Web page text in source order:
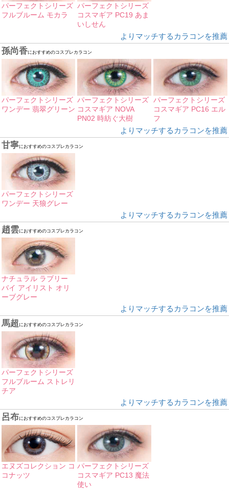
パーフェクトシリーズ
フルブルーム モカラ
パーフェクトシリーズ
コスマギア PC19 あま
いしせん
よりマッチするカラコンを推薦
孫尚香におすすめのコスプレカラコン
パーフェクトシリーズ
ワンデー 翡翠グリーン
パーフェクトシリーズ
コスマギア NOVA
PN02 時紡ぐ大樹
パーフェクトシリーズ
コスマギア PC16 エル
フ
よりマッチするカラコンを推薦
甘寧におすすめのコスプレカラコン
パーフェクトシリーズ
ワンデー 天狼グレー
よりマッチするカラコンを推薦
趙雲におすすめのコスプレカラコン
ナチュラル ラブリー
バイ アイリスト オリ
ーブグレー
よりマッチするカラコンを推薦
馬超におすすめのコスプレカラコン
パーフェクトシリーズ
フルブルーム ストレリ
チア
よりマッチするカラコンを推薦
呂布におすすめのコスプレカラコン
エヌズコレクション コ
コナッツ
パーフェクトシリーズ
コスマギア PC13 魔法
使い